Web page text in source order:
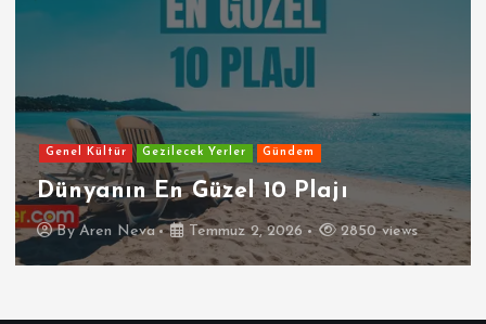
Genel Kültür Gezilecek Yerler Gündem
Dünyanın En Güzel 10 Plajı
ByAren Neva Temmuz 2, 2026 2850 views